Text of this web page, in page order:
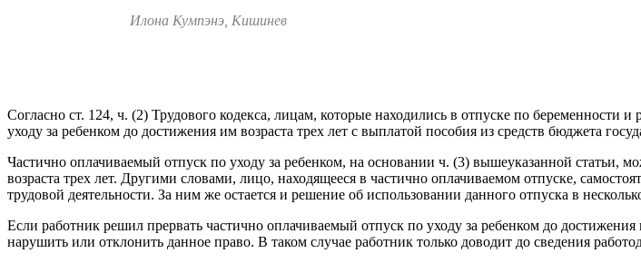
Илона Кумпэнэ, Кишинев
Согласно ст. 124, ч. (2) Трудового кодекса, лицам, которые на­ходились в отпуске по
уходу за ребенком до достижения им возраста трех лет с выпла­той пособия из средств бюджета
Частично оплачиваемый отпуск по уходу за ребенком, на осно­вании ч. (3) вышеуказанной статьи,
возраста трех лет. Другими словами, лицо, находящееся в частич­но оплачиваемом отпуске,
трудовой деятельности. За ним же остается и решение об использовании данного отпуска в
Если работник решил прервать частично оплачиваемый от­пуск по уходу за ребенком до достижения
нарушить или отклонить данное право. В таком случае работ­ник только доводит до сведения